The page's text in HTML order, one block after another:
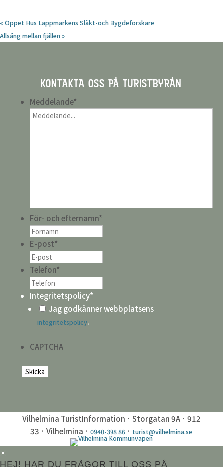
« Öppet Hus Lappmarkens Släkt-och Bygdeforskare
Allsång mellan fjällen»
KONTAKTA OSS PÅ TURISTBYRÅN
Meddelande*
För- och efternamn*
E-post*
Telefon*
Integritetspolicy*
Jag godkänner webbplatsens
integritetspolicy.
CAPTCHA
Vilhelmina TuristInformation · Storgatan 9A · 912
33 · Vilhelmina ·0940-398 86 · turist@vilhelmina.se
HEJ! HAR DU FRÅGOR TILL OSS PÅ